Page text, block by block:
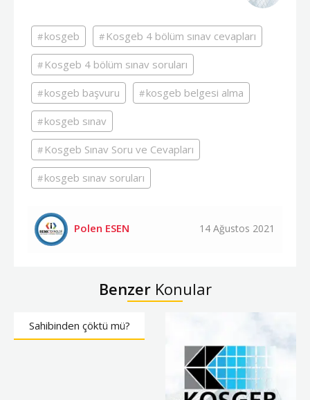
kosgeb Kosgeb 4 bölüm sınav cevapları
Kosgeb 4 bölüm sınav soruları
kosgeb başvuru kosgeb belgesi alma
kosgeb sınav
Kosgeb Sınav Soru ve Cevapları
kosgeb sınav soruları
Polen ESEN 14 Ağustos 2021
BenzerKonular
Sahibinden çöktü mü?